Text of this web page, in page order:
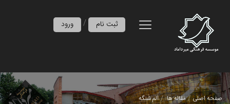
ورود / ثبت نام
صفحه اصلی مقاله ها اَلَم شَنگه